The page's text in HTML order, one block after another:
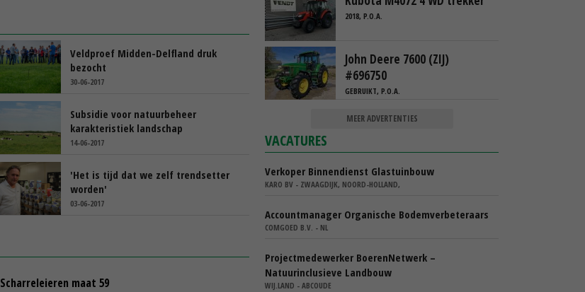
Veldproef Midden-Delfland druk
bezocht
30-06-2017
Subsidie voor natuurbeheer
karakteristiek landschap
14-06-2017
'Het is tijd dat we zelf trendsetter
worden'
03-06-2017
Scharreleieren maat 59
2018, P.O.A.
John Deere 7600 (ZIJ)
#696750
GEBRUIKT, P.O.A.
MEER ADVERTENTIES
VACATURES
Verkoper Binnendienst Glastuinbouw
KARO BV - ZWAAGDIJK, NOORD-HOLLAND,
Accountmanager Organische Bodemverbeteraars
COMGOED B.V. - NL
Projectmedewerker BoerenNetwerk –
Natuurinclusieve Landbouw
WIJ.LAND - ABCOUDE